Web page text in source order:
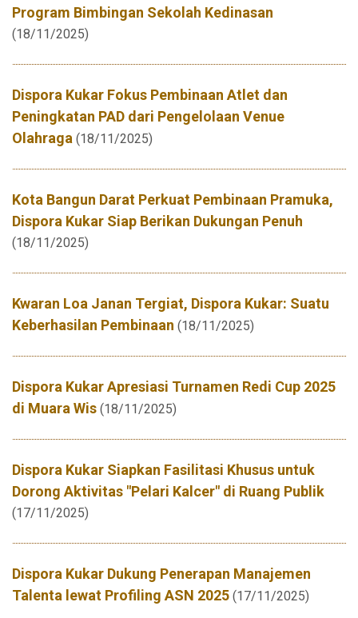
Program Bimbingan Sekolah Kedinasan
(18/11/2025)
Dispora Kukar Fokus Pembinaan Atlet dan
Peningkatan PAD dari Pengelolaan Venue
Olahraga (18/11/2025)
Kota Bangun Darat Perkuat Pembinaan Pramuka,
Dispora Kukar Siap Berikan Dukungan Penuh
(18/11/2025)
Kwaran Loa Janan Tergiat, Dispora Kukar: Suatu
Keberhasilan Pembinaan (18/11/2025)
Dispora Kukar Apresiasi Turnamen Redi Cup 2025
di Muara Wis (18/11/2025)
Dispora Kukar Siapkan Fasilitasi Khusus untuk
Dorong Aktivitas "Pelari Kalcer" di Ruang Publik
(17/11/2025)
Dispora Kukar Dukung Penerapan Manajemen
Talenta lewat Profiling ASN 2025 (17/11/2025)